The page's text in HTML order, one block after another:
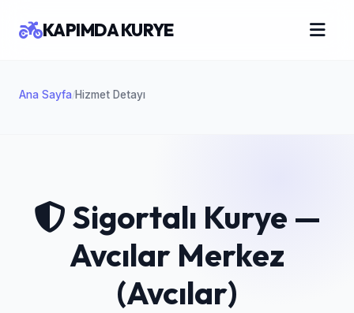
Ana Sayfa/Hizmet Detayı
KAPIMDA KURYE
Sigortalı Kurye —
Avcılar Merkez
(Avcılar)